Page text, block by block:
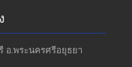
อ.พระนครศรีอยุธยา​